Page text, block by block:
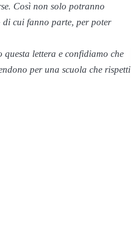
Così non solo potranno
cui fanno parte, per poter
lettera e confidiamo che
per una scuola che rispetti